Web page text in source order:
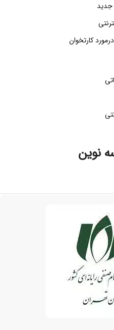
جدید
کارتخوان
نوین